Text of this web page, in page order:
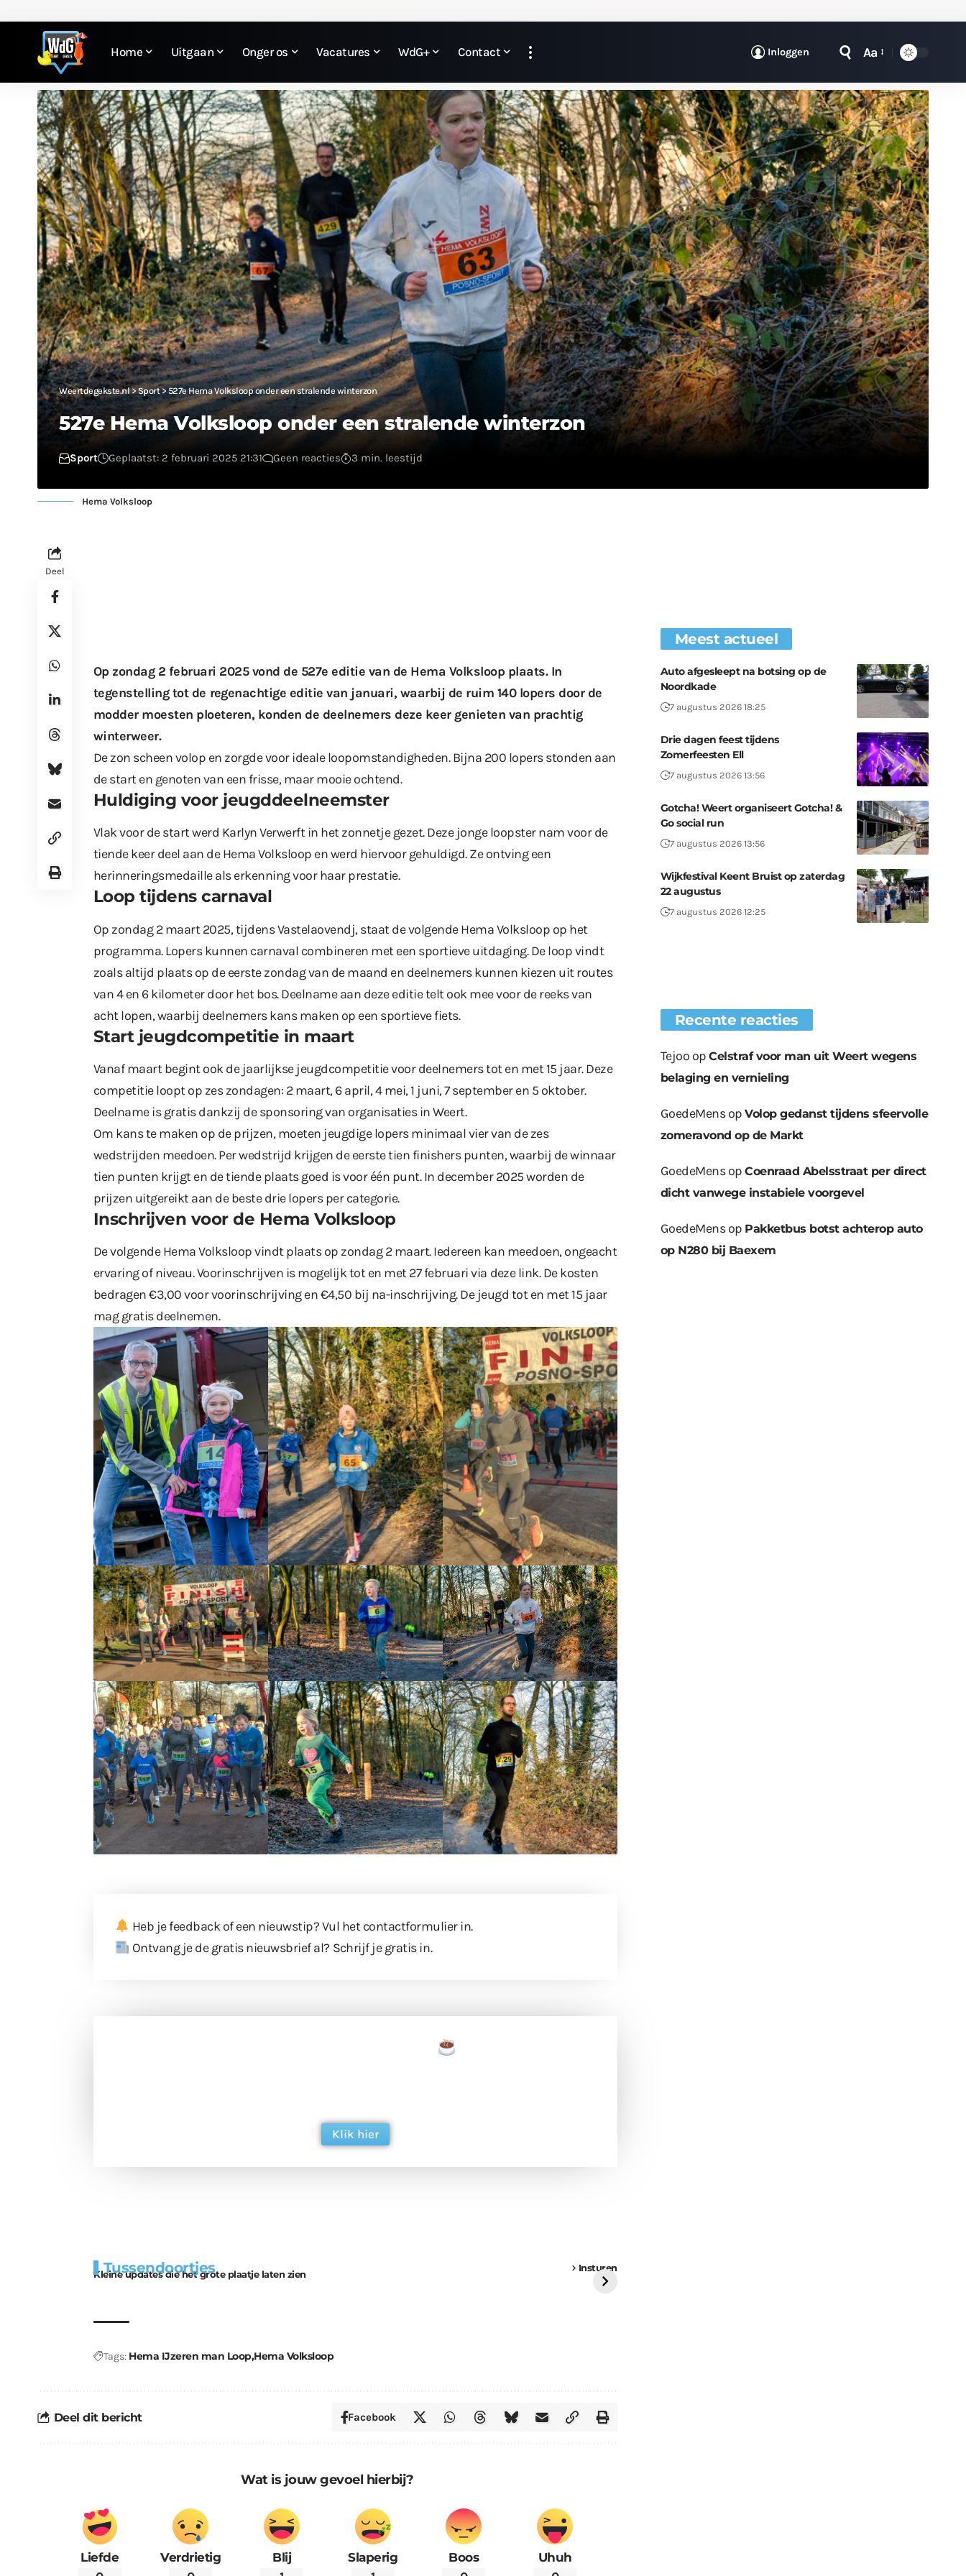
Home Uitgaan Onger os Vacatures WdG+ Contact Inloggen Aa
Weertdegekste.nl>Sport>527e Hema Volksloop onder een stralende winterzon
527e Hema Volksloop onder een stralende winterzon
Sport Geplaatst: 2 februari 2025 21:31 Geen reacties 3 min. leestijd
Hema Volksloop
Deel
Op zondag 2 februari 2025 vond de 527e editie van de Hema Volksloop plaats. In
tegenstelling tot de regenachtige editie van januari, waarbij de ruim 140 lopers door de
modder moesten ploeteren, konden de deelnemers deze keer genieten van prachtig
winterweer.
De zon scheen volop en zorgde voor ideale loopomstandigheden. Bijna 200 lopers stonden aan
de start en genoten van een frisse, maar mooie ochtend.
Huldiging voor jeugddeelneemster
Vlak voor de start werd Karlyn Verwerft in het zonnetje gezet. Deze jonge loopster nam voor de
tiende keer deel aan de Hema Volksloop en werd hiervoor gehuldigd. Ze ontving een
herinneringsmedaille als erkenning voor haar prestatie.
Loop tijdens carnaval
Op zondag 2 maart 2025, tijdens Vastelaovendj, staat de volgende Hema Volksloop op het
programma. Lopers kunnen carnaval combineren met een sportieve uitdaging. De loop vindt
zoals altijd plaats op de eerste zondag van de maand en deelnemers kunnen kiezen uit routes
van 4 en 6 kilometer door het bos. Deelname aan deze editie telt ook mee voor de reeks van
acht lopen, waarbij deelnemers kans maken op een sportieve fiets.
Start jeugdcompetitie in maart
Vanaf maart begint ook de jaarlijkse jeugdcompetitie voor deelnemers tot en met 15 jaar. Deze
competitie loopt op zes zondagen: 2 maart, 6 april, 4 mei, 1 juni, 7 september en 5 oktober.
Deelname is gratis dankzij de sponsoring van organisaties in Weert.
Om kans te maken op de prijzen, moeten jeugdige lopers minimaal vier van de zes
wedstrijden meedoen. Per wedstrijd krijgen de eerste tien finishers punten, waarbij de winnaar
tien punten krijgt en de tiende plaats goed is voor één punt. In december 2025 worden de
prijzen uitgereikt aan de beste drie lopers per categorie.
Inschrijven voor de Hema Volksloop
De volgende Hema Volksloop vindt plaats op zondag 2 maart. Iedereen kan meedoen, ongeacht
ervaring of niveau. Voorinschrijven is mogelijk tot en met 27 februari via deze link. De kosten
bedragen €3,00 voor voorinschrijving en €4,50 bij na-inschrijving. De jeugd tot en met 15 jaar
mag gratis deelnemen.
Heb je feedback of een nieuwstip? Vul het contactformulierin.
Ontvang je de gratis nieuwsbrief al? Schrijf je gratis in.
Klik hier
Tussendoortjes Insturen
Kleine updates die het grote plaatje laten zien
bouwmateriaal voor
kabouters
uitdaging
Tags: Hema IJzeren man LoopHema Volksloop
Deel dit bericht Facebook
Wat is jouw gevoel hierbij?
Liefde Verdrietig Blij Slaperig Boos Uhuh
Meest actueel
Auto afgesleept na botsing op de
Noordkade
7 augustus 2026 18:25
Drie dagen feest tijdens
Zomerfeesten Ell
7 augustus 2026 13:56
Gotcha! Weert organiseert Gotcha! &
Go social run
7 augustus 2026 13:56
Wijkfestival Keent Bruist op zaterdag
22 augustus
7 augustus 2026 12:25
Recente reacties
Tejoo opCelstraf voor man uit Weert wegens
belaging en vernieling
GoedeMensopVolop gedanst tijdens sfeervolle
zomeravond op de Markt
GoedeMensopCoenraad Abelsstraat per direct
dicht vanwege instabiele voorgevel
GoedeMensop Pakketbus botst achterop auto
op N280 bij Baexem